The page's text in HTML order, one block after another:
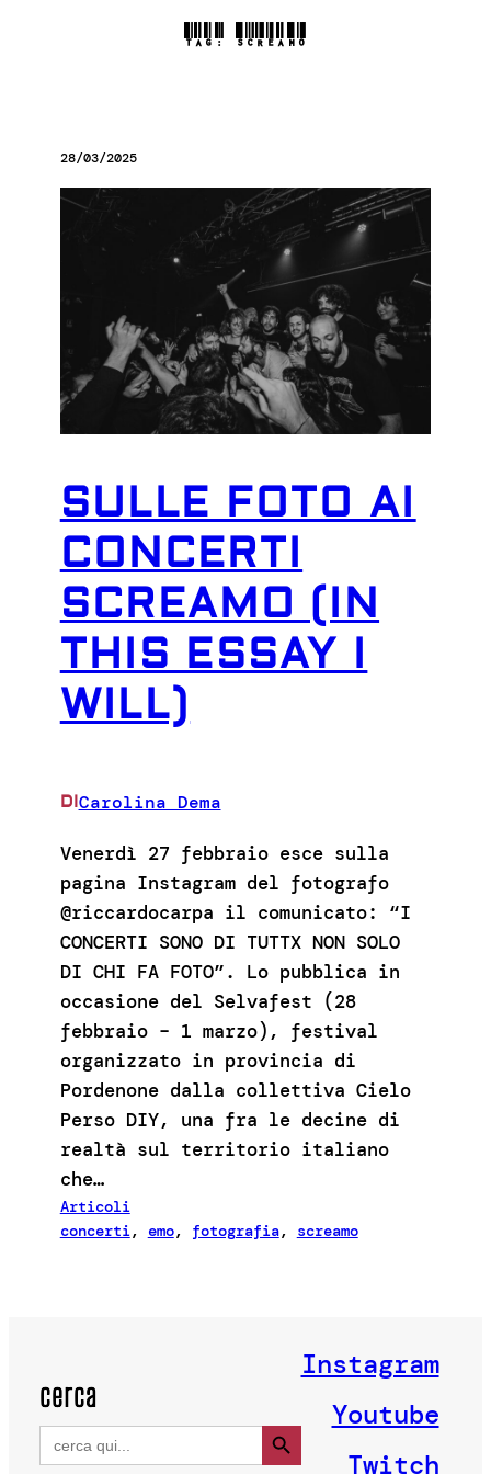
TAG: SCREAMO
28/03/2025
SULLE FOTO AI
CONCERTI
SCREAMO (IN
THIS ESSAY I
WILL)
DICarolina Dema
Venerdì 27 febbraio esce sulla
pagina Instagram del fotografo
@riccardocarpa il comunicato: “I
CONCERTI SONO DI TUTTX NON SOLO
DI CHI FA FOTO”. Lo pubblica in
occasione del Selvafest (28
febbraio – 1 marzo), festival
organizzato in provincia di
Pordenone dalla collettiva Cielo
Perso DIY, una fra le decine di
realtà sul territorio italiano
che…
Articoli
concerti, emo, fotografia, screamo
cerca
Search
for:
Search Button
Instagram
Youtube
Twitch